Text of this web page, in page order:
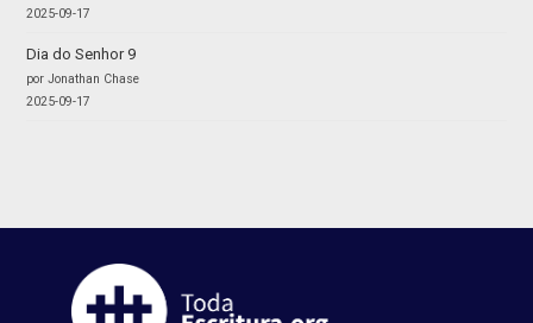
2025-09-17
Dia do Senhor 9
por Jonathan Chase
2025-09-17